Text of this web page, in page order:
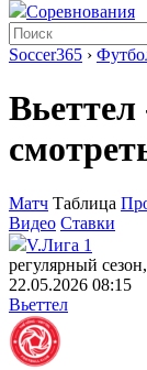
Соревнования
Soccer365 ›
Матч Таблица
Видео Ставки
V.Лига 1
регулярный
22.05.2026 08:15
Вьеттел